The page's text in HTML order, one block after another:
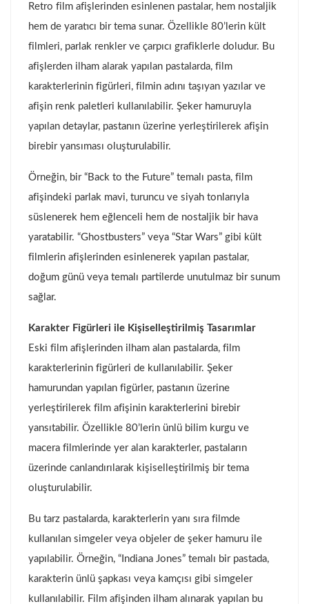
Retro film afişlerinden esinlenen pastalar, hem nostaljik
hem de yaratıcı bir tema sunar. Özellikle 80’lerin kült
filmleri, parlak renkler ve çarpıcı grafiklerle doludur. Bu
afişlerden ilham alarak yapılan pastalarda, film
karakterlerinin figürleri, filmin adını taşıyan yazılar ve
afişin renk paletleri kullanılabilir. Şeker hamuruyla
yapılan detaylar, pastanın üzerine yerleştirilerek afişin
birebir yansıması oluşturulabilir.
Örneğin, bir “Back to the Future” temalı pasta, film
afişindeki parlak mavi, turuncu ve siyah tonlarıyla
süslenerek hem eğlenceli hem de nostaljik bir hava
yaratabilir. “Ghostbusters” veya “Star Wars” gibi kült
filmlerin afişlerinden esinlenerek yapılan pastalar,
doğum günü veya temalı partilerde unutulmaz bir sunum
sağlar.
Karakter Figürleri ile Kişiselleştirilmiş Tasarımlar
Eski film afişlerinden ilham alan pastalarda, film
karakterlerinin figürleri de kullanılabilir. Şeker
hamurundan yapılan figürler, pastanın üzerine
yerleştirilerek film afişinin karakterlerini birebir
yansıtabilir. Özellikle 80’lerin ünlü bilim kurgu ve
macera filmlerinde yer alan karakterler, pastaların
üzerinde canlandırılarak kişiselleştirilmiş bir tema
oluşturulabilir.
Bu tarz pastalarda, karakterlerin yanı sıra filmde
kullanılan simgeler veya objeler de şeker hamuru ile
yapılabilir. Örneğin, “Indiana Jones” temalı bir pastada,
karakterin ünlü şapkası veya kamçısı gibi simgeler
kullanılabilir. Film afişinden ilham alınarak yapılan bu